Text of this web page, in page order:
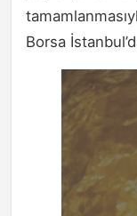
Borsa